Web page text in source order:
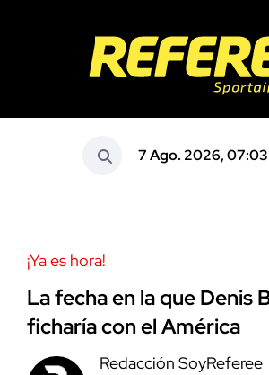
7 Ago. 2026, 07:03
¡Ya es hora!
La fecha en la que Denis
ficharía con el América
Redacción SoyReferee